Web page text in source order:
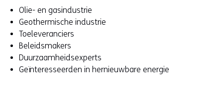
Olie- en gasindustrie
Geothermische industrie
Toeleveranciers
Beleidsmakers
Duurzaamheidsexperts
Geïnteresseerden in hernieuwbare energie